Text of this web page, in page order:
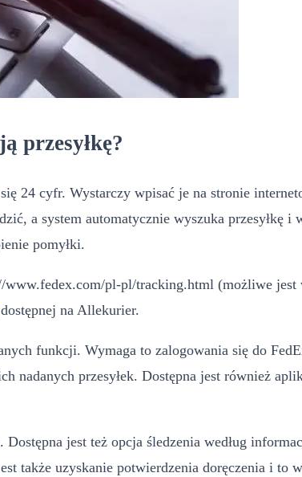
przesyłkę?
24 cyfr. Wystarczy wpisać je na stronie
a system automatycznie wyszuka przesyłkę i
pomyłki.
pl-pl/tracking.html (możliwe
dostępnej na Allekurier.
funkcji. Wymaga to zalogowania się do
nadanych przesyłek. Dostępna jest również
jest też opcja śledzenia według
także uzyskanie potwierdzenia doręczenia i to